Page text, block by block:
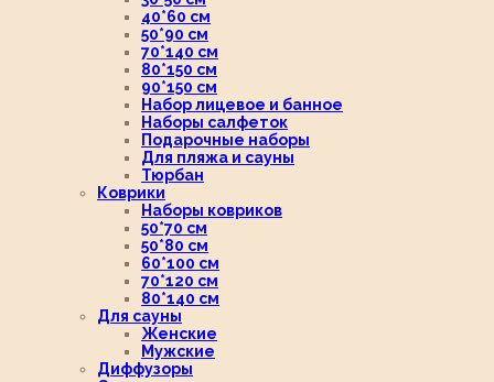
40*60 см
50*90 см
70*140 см
80*150 см
90*150 см
Набор лицевое и банное
Наборы салфеток
Подарочные наборы
Для пляжа и сауны
Тюрбан
Коврики
Наборы ковриков
50*70 см
50*80 см
60*100 см
70*120 см
80*140 см
Для сауны
Женские
Мужские
Диффузоры